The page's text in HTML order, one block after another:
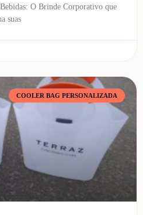
O Brinde Corporativo que
suas
COOLER BAG PERSONALIZADA